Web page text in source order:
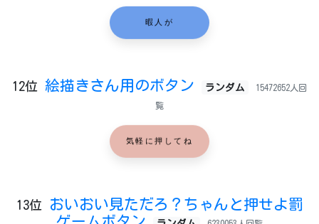
暇人が
12位 絵描きさん用のボタン ランダム 15472652人回
覧
気軽に押してね
13位
おいおい見ただろ？ちゃんと押せよ罰
ゲームボタン